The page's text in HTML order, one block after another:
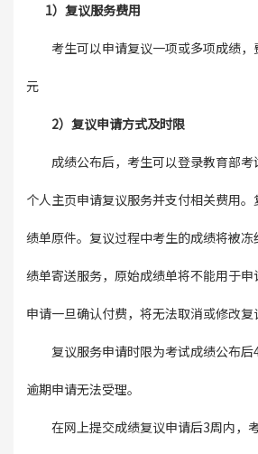
1）复议服务费用
考生可以申请复议一项或多项成绩
元
2）复议申请方式及时限
成绩公布后，考生可以登录教育部
个人主页申请复议服务并支付相关费用
绩单原件。复议过程中考生的成绩将被
绩单寄送服务，原始成绩单将不能用于
申请一旦确认付费，将无法取消或修改复
复议服务申请时限为考试成绩公布后
逾期申请无法受理。
在网上提交成绩复议申请后3周内，